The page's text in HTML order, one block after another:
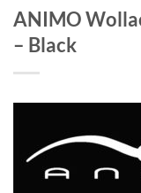
ANIMO
– Black